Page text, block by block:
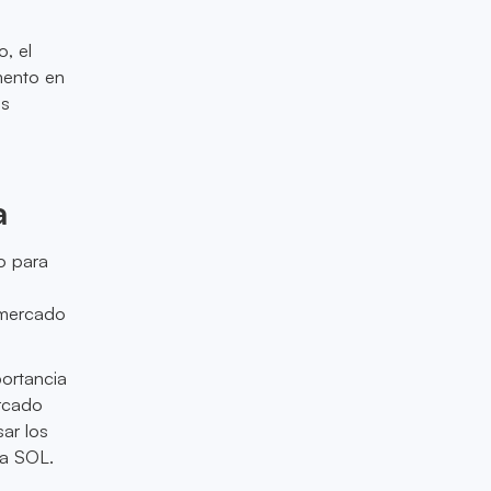
el
en
para
los
SOL.